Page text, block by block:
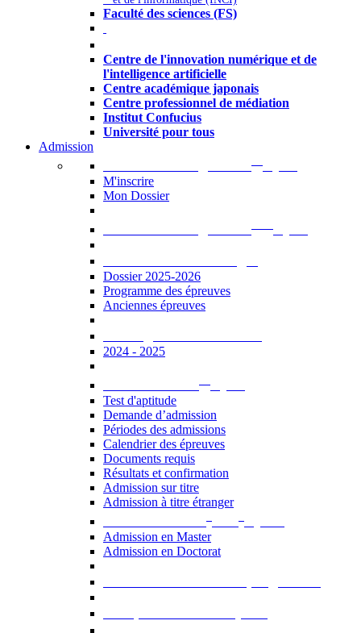
Faculté des sciences (FS)
Centre de l'innovation numérique et de
l'intelligence artificielle
Centre académique japonais
Centre professionnel de médiation
Institut Confucius
Université pour tous
Admission
M'inscrire
Mon Dossier
Dossier 2025-2026
Programme des épreuves
Anciennes épreuves
2024 - 2025
Test d'aptitude
Demande d’admission
Périodes des admissions
Calendrier des épreuves
Documents requis
Résultats et confirmation
Admission sur titre
Admission à titre étranger
Admission en Master
Admission en Doctorat